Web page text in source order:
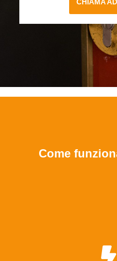
CHIAMA
Come